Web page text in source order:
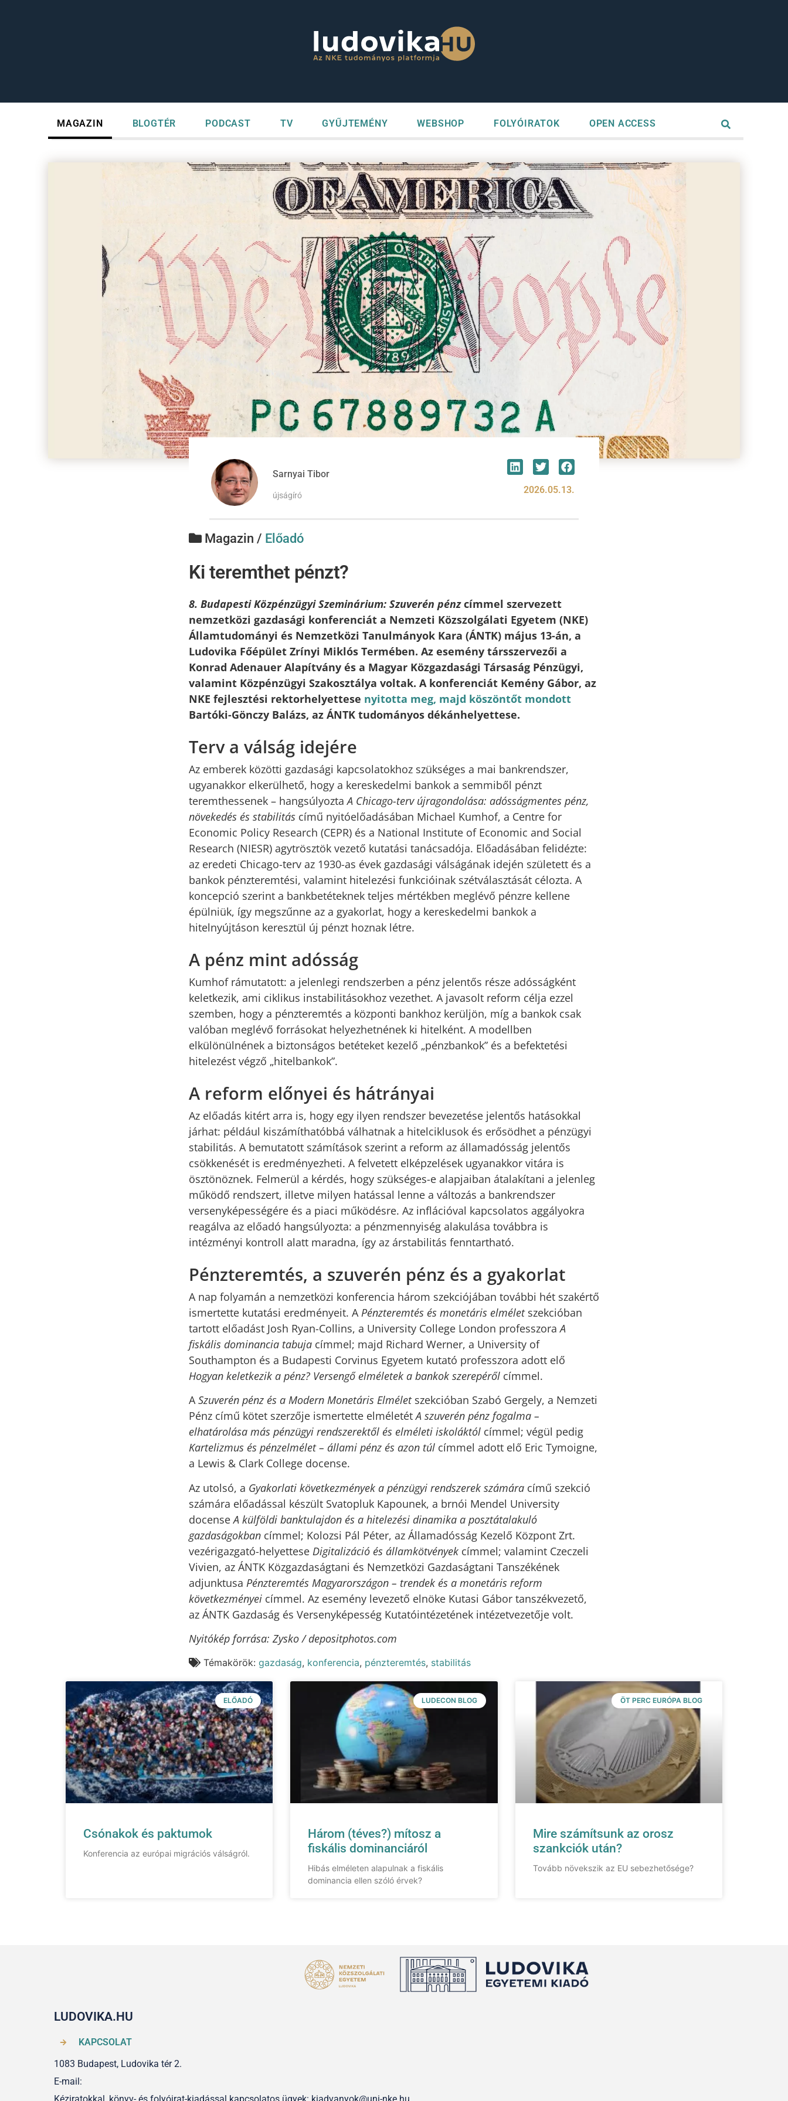
MAGAZIN BLOGTÉR PODCAST TV GYŰJTEMÉNY WEBSHOP FOLYÓIRATOK OPEN ACCESS
Sarnyai Tibor
újságíró 2026.05.13.
Magazin / Előadó
Ki teremthet pénzt?
8. Budapesti Közpénzügyi Szeminárium: Szuverén pénzcímmel szervezett
nemzetközi gazdasági konferenciát a Nemzeti Közszolgálati Egyetem (NKE)
Államtudományi és Nemzetközi Tanulmányok Kara (ÁNTK) május 13-án, a
Ludovika Főépület Zrínyi Miklós Termében. Az esemény társszervezői a
Konrad Adenauer Alapítvány és a Magyar Közgazdasági Társaság Pénzügyi,
valamint Közpénzügyi Szakosztálya voltak. A konferenciát Kemény Gábor, az
NKE fejlesztési rektorhelyettese nyitotta meg, majd köszöntőt mondott
Bartóki-Gönczy Balázs, az ÁNTK tudományos dékánhelyettese.
Terv a válság idejére
Az emberek közötti gazdasági kapcsolatokhoz szükséges a mai bankrendszer,
ugyanakkor elkerülhető, hogy a kereskedelmi bankok a semmiből pénzt
teremthessenek – hangsúlyoztaA Chicago-terv újragondolása: adósságmentes pénz,
növekedés és stabilitás című nyitóelőadásában Michael Kumhof, a Centre for
Economic Policy Research (CEPR) és a National Institute of Economic and Social
Research (NIESR) agytrösztök vezető kutatási tanácsadója. Előadásában felidézte:
az eredeti Chicago-terv az 1930-as évek gazdasági válságának idején született és a
bankok pénzteremtési, valamint hitelezési funkcióinak szétválasztását célozta. A
koncepció szerint a bankbetéteknek teljes mértékben meglévő pénzre kellene
épülniük, így megszűnne az a gyakorlat, hogy a kereskedelmi bankok a
hitelnyújtáson keresztül új pénzt hoznak létre.
A pénz mint adósság
Kumhof rámutatott: a jelenlegi rendszerben a pénz jelentős része adósságként
keletkezik, ami ciklikus instabilitásokhoz vezethet. A javasolt reform célja ezzel
szemben, hogy a pénzteremtés a központi bankhoz kerüljön, míg a bankok csak
valóban meglévő forrásokat helyezhetnének ki hitelként. A modellben
elkülönülnének a biztonságos betéteket kezelő „pénzbankok” és a befektetési
hitelezést végző „hitelbankok”.
A reform előnyei és hátrányai
Az előadás kitért arra is, hogy egy ilyen rendszer bevezetése jelentős hatásokkal
járhat: például kiszámíthatóbbá válhatnak a hitelciklusok és erősödhet a pénzügyi
stabilitás. A bemutatott számítások szerint a reform az államadósság jelentős
csökkenését is eredményezheti. A felvetett elképzelések ugyanakkor vitára is
ösztönöznek. Felmerül a kérdés, hogy szükséges-e alapjaiban átalakítani a jelenleg
működő rendszert, illetve milyen hatással lenne a változás a bankrendszer
versenyképességére és a piaci működésre. Az inflációval kapcsolatos aggályokra
reagálva az előadó hangsúlyozta: a pénzmennyiség alakulása továbbra is
intézményi kontroll alatt maradna, így az árstabilitás fenntartható.
Pénzteremtés, a szuverén pénz és a gyakorlat
A nap folyamán a nemzetközi konferencia három szekciójában további hét szakértő
ismertette kutatási eredményeit. APénzteremtés és monetáris elméletszekcióban
tartott előadást Josh Ryan-Collins, a University College London professzoraA
fiskális dominancia tabuja címmel; majd Richard Werner, a University of
Southampton és a Budapesti Corvinus Egyetem kutató professzora adott elő
Hogyan keletkezik a pénz? Versengő elméletek a bankok szerepéről címmel.
ASzuverén pénz és a Modern Monetáris Elmélet szekcióban Szabó Gergely, a Nemzeti
Pénz című kötet szerzője ismertette elméletétA szuverén pénz fogalma –
elhatárolása más pénzügyi rendszerektől és elméleti iskoláktól címmel; végül pedig
Kartelizmus és pénzelmélet – állami pénz és azon túl címmel adott elő Eric Tymoigne,
a Lewis & Clark College docense.
Az utolsó, a Gyakorlati következmények a pénzügyi rendszerek számára című szekció
számára előadással készült Svatopluk Kapounek, a brnói Mendel University
docenseA külföldi banktulajdon és a hitelezési dinamika a posztátalakuló
gazdaságokban címmel; Kolozsi Pál Péter, az Államadósság Kezelő Központ Zrt.
vezérigazgató-helyettese Digitalizáció és államkötvények címmel; valamint Czeczeli
Vivien, az ÁNTK Közgazdaságtani és Nemzetközi Gazdaságtani Tanszékének
adjunktusa Pénzteremtés Magyarországon – trendek és a monetáris reform
következményei címmel. Az esemény levezető elnöke Kutasi Gábor tanszékvezető,
az ÁNTK Gazdaság és Versenyképesség Kutatóintézetének intézetvezetője volt.
Nyitókép forrása: Zysko / depositphotos.com
Témakörök: gazdaság, konferencia, pénzteremtés, stabilitás
ELŐADÓ
Csónakok és paktumok
Konferencia az európai migrációs válságról.
LUDECON BLOG
Három (téves?) mítosz a
fiskális dominanciáról
Hibás elméleten alapulnak a fiskális
dominancia ellen szóló érvek?
ÖT PERC EURÓPA BLOG
Mire számítsunk az orosz
szankciók után?
Tovább növekszik az EU sebezhetősége?
LUDOVIKA.HU
KAPCSOLAT
1083 Budapest, Ludovika tér 2.
E-mail: